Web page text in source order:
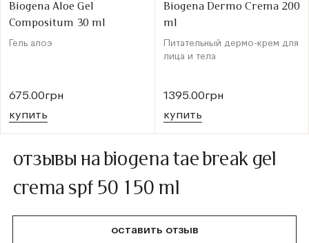
Biogena Aloe Gel
Compositum 30 ml
Гель алоэ
675.00грн
купить
Biogena Dermo Crema 200
ml
Питательный дермо-крем для
лица и тела
1395.00грн
купить
отзывы на biogena tae break gel
crema spf 50 150 ml
оставить отзыв